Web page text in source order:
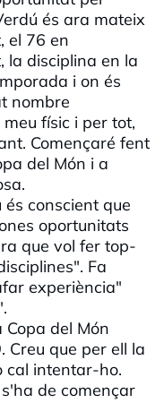
és ara mateix
el 76 en
la disciplina en la
i on és
nombre
físic i per tot,
Començaré fent
del Món i a
conscient que
oportunitats
que vol fer top-
Fa
experiència"
del Món
Creu que per ell la
cal intentar-ho.
de començar